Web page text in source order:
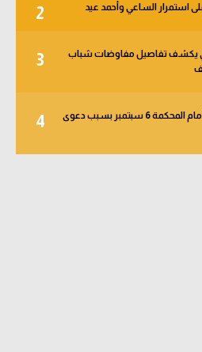
2 استمرار الساعي وأحمد عيد
3
يكشف تفاصيل مفاوضات شباب
4
الشروق: استدعاء محمد صلاح أمام المحكمة 6 سبتمبر بسبب دعوى